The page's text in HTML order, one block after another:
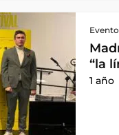
“la
1 año